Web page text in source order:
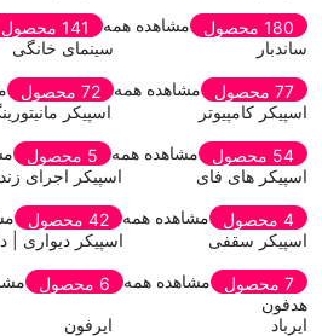
180 محصول مشاهده همه 141 محصول
ساندبار
77 محصول مشاهده همه
سینمای خانگی
72 محصول
اسپیکر کامپیوتر
54 محصول مشاهده همه
اسپیکر
5 محصول
اسپیکر های فای
4 محصول مشاهده همه
اسپیکر اجرای
42 محصول
اسپیکر سقفی
7 محصول مشاهده همه
اسپیکر دیواری |
6 محصول
هدفون
ایرباد
ایرفون